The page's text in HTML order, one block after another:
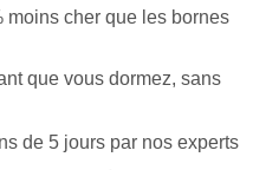
moins cher que les bornes
que vous dormez, sans
de 5 jours par nos experts